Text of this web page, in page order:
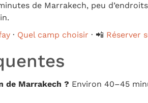
de Marrakech, peu
· Quel camp choisir · 📲 Réserver
de Marrakech ? Environ 40–45